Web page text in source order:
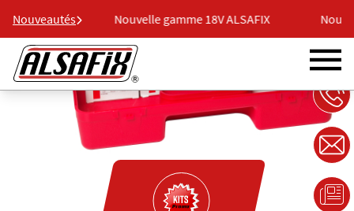
Nouveautés
ALSAFIX Nouvelle gamme 18V ALSAFIX